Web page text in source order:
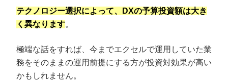
テクノロジー選択によって、DXの予算投資額は大き
く異なります。
極端な話をすれば、今までエクセルで運用していた業
務をそのままの運用前提にする方が投資対効果が高い
かもしれません。